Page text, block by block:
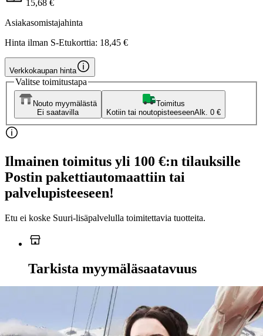
15,68 €
Asiakasomistajahinta
Hinta ilman S-Etukorttia: 18,45 €
Verkkokaupan hinta
Valitse toimitustapa
Nouto myymälästä
Ei saatavilla
Toimitus
Kotiin tai noutopisteeseenAlk. 0 €
Ilmainen toimitus yli 100 €:n tilauksille
Postin pakettiautomaattiin tai
palvelupisteeseen!
Etu ei koske Suuri‑lisäpalvelulla toimitettavia tuotteita.
Tarkista myymäläsaatavuus
Ei saatavilla